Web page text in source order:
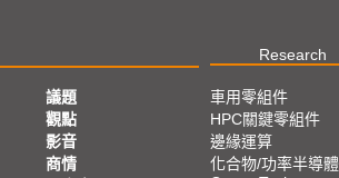
Research
議題
觀點
影音
商情
車用零組件
HPC關鍵零組件
邊緣運算
化合物/功率半導體